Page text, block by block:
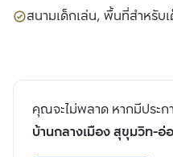
สนามเด็กเล่น, พื้นที่สำหรับ
คุณจะไม่พลาด หากมีประก
บ้านกลางเมือง สุขุมวิท-อ่